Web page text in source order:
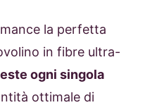
la perfetta
in fibre ultra-
ogni singola
ottimale di